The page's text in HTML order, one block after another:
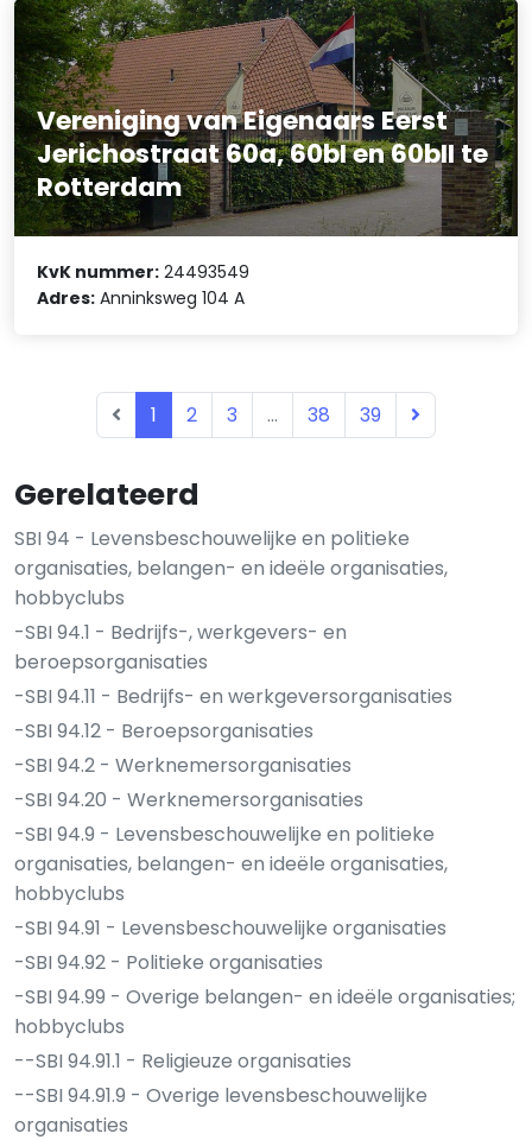
Gerelateerd
SBI 94 - Levensbeschouwelijke en politieke
organisaties, belangen- en ideële organisaties,
hobbyclubs
-SBI 94.1 - Bedrijfs-, werkgevers- en
beroepsorganisaties
-SBI 94.11 - Bedrijfs- en werkgeversorganisaties
-SBI 94.12 - Beroepsorganisaties
-SBI 94.2 - Werknemersorganisaties
-SBI 94.20 - Werknemersorganisaties
-SBI 94.9 - Levensbeschouwelijke en politieke
organisaties, belangen- en ideële organisaties,
hobbyclubs
-SBI 94.91 - Levensbeschouwelijke organisaties
-SBI 94.92 - Politieke organisaties
-SBI 94.99 - Overige belangen- en ideële organisaties;
hobbyclubs
--SBI 94.91.1 - Religieuze organisaties
--SBI 94.91.9 - Overige levensbeschouwelijke
organisaties
Vereniging van Eigenaars Eerst
Jerichostraat 60a, 60bI en 60bII te
Rotterdam
KvK nummer: 24493549
Adres: Anninksweg 104 A
1 2 3 ... 38 39